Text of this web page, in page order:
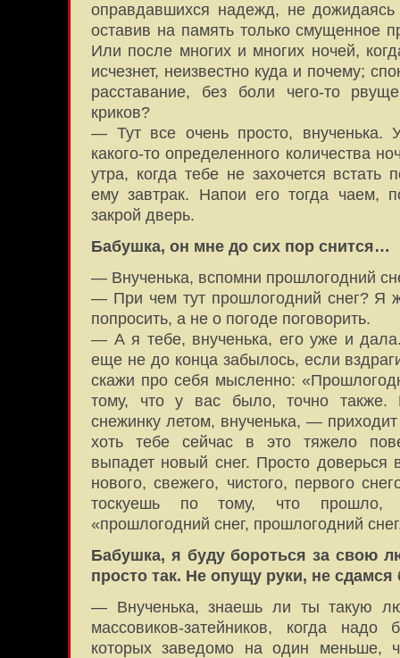
оправдавшихся надежд, не
оставив на память только смущенное
Или после многих и многих ночей,
исчезнет, неизвестно куда и почему;
расставание, без боли чего-то
криков?
— Тут все очень просто, внученька.
какого-то определенного количества
утра, когда тебе не захочется встать
ему завтрак. Напои его тогда чаем,
закрой дверь.
Бабушка, он мне до сих пор снится…
— Внученька, вспомни прошлогодний
— При чем тут прошлогодний снег? Я
попросить, а не о погоде поговорить.
— А я тебе, внученька, его уже и
еще не до конца забылось, если
скажи про себя мысленно:
тому, что у вас было, точно также.
снежинку летом, внученька, —
хоть тебе сейчас в это тяжело
выпадет новый снег. Просто доверься
нового, свежего, чистого, первого
тоскуешь по тому, что прошло,
«прошлогодний снег, прошлогодний
Бабушка, я буду бороться за свою
просто так. Не опущу руки, не сдамся
— Внученька, знаешь ли ты такую
массовиков-затейников, когда надо
которых заведомо на один меньше,